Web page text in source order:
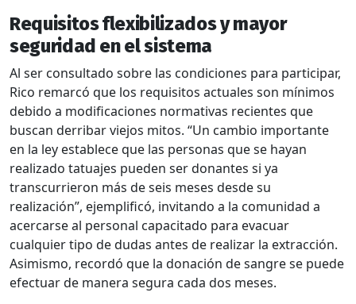
Requisitos flexibilizados y mayor
seguridad en el sistema
Al ser consultado sobre las condiciones para participar,
Rico remarcó que los requisitos actuales son mínimos
debido a modificaciones normativas recientes que
buscan derribar viejos mitos. “Un cambio importante
en la ley establece que las personas que se hayan
realizado tatuajes pueden ser donantes si ya
transcurrieron más de seis meses desde su
realización”, ejemplificó, invitando a la comunidad a
acercarse al personal capacitado para evacuar
cualquier tipo de dudas antes de realizar la extracción.
Asimismo, recordó que la donación de sangre se puede
efectuar de manera segura cada dos meses.